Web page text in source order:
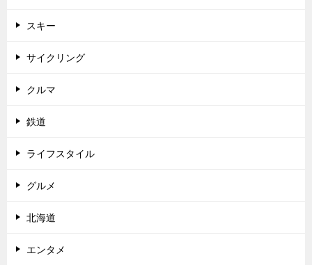
スキー
サイクリング
クルマ
鉄道
ライフスタイル
グルメ
北海道
エンタメ